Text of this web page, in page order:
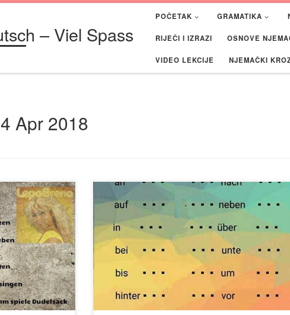
– Viel Spass
POČETAK GRAMATIKA
RIJEČI I IZRAZI OSNOVE
VIDEO LEKCIJE NJEMAČKI
Apr 2018